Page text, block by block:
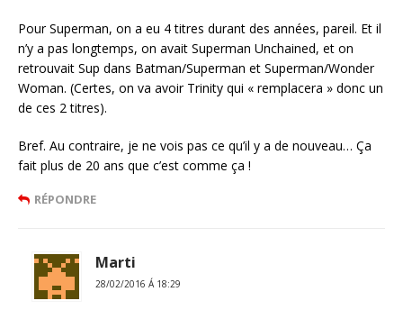
Pour Superman, on a eu 4 titres durant des années, pareil. Et il
n’y a pas longtemps, on avait Superman Unchained, et on
retrouvait Sup dans Batman/Superman et Superman/Wonder
Woman. (Certes, on va avoir Trinity qui « remplacera » donc un
de ces 2 titres).
Bref. Au contraire, je ne vois pas ce qu’il y a de nouveau… Ça
fait plus de 20 ans que c’est comme ça !
RÉPONDRE
Marti
28/02/2016 Á 18:29